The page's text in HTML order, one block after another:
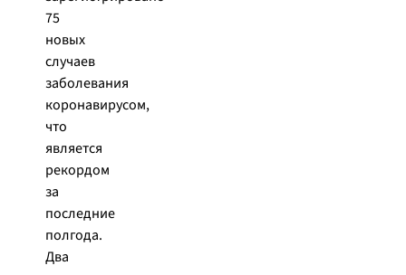
75
новых
случаев
заболевания
коронавирусом,
что
является
рекордом
за
последние
полгода.
Два